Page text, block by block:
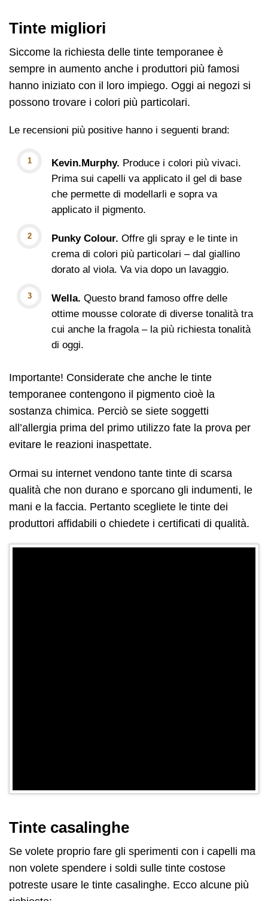
Tinte migliori
Siccome la richiesta delle tinte temporanee è
sempre in aumento anche i produttori più famosi
hanno iniziato con il loro impiego. Oggi ai negozi si
possono trovare i colori più particolari.
Le recensioni più positive hanno i seguenti brand:
Kevin.Murphy. Produce i colori più vivaci.
Prima sui capelli va applicato il gel di base
che permette di modellarli e sopra va
applicato il pigmento.
Punky Colour. Offre gli spray e le tinte in
crema di colori più particolari – dal giallino
dorato al viola. Va via dopo un lavaggio.
Wella. Questo brand famoso offre delle
ottime mousse colorate di diverse tonalità tra
cui anche la fragola – la più richiesta tonalità
di oggi.
Importante! Considerate che anche le tinte
temporanee contengono il pigmento cioè la
sostanza chimica. Perciò se siete soggetti
all’allergia prima del primo utilizzo fate la prova per
evitare le reazioni inaspettate.
Ormai su internet vendono tante tinte di scarsa
qualità che non durano e sporcano gli indumenti, le
mani e la faccia. Pertanto scegliete le tinte dei
produttori affidabili o chiedete i certificati di qualità.
Tinte casalinghe
Se volete proprio fare gli sperimenti con i capelli ma
non volete spendere i soldi sulle tinte costose
potreste usare le tinte casalinghe. Ecco alcune più